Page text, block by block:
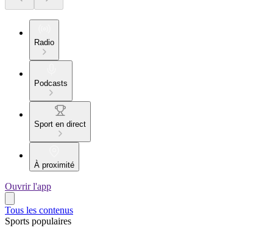
Radio
Podcasts
Sport en direct
À proximité
Ouvrir l'app
Tous les contenus
Sports populaires